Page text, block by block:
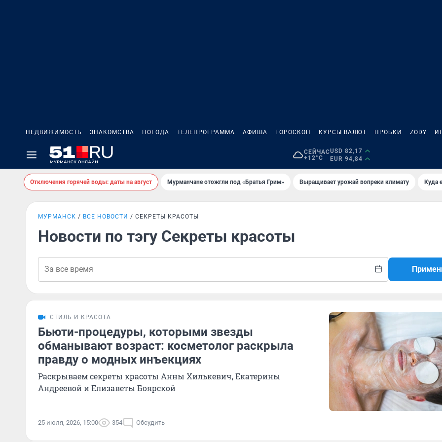
НЕДВИЖИМОСТЬ ЗНАКОМСТВА ПОГОДА ТЕЛЕПРОГРАММА АФИША ГОРОСКОП КУРСЫ ВАЛЮТ ПРОБКИ ZODY
СЕЙЧАС
+12°C
USD 82,17
EUR 94,84
Отключения горячей воды: даты на август Мурманчане отожгли под «Братья Грим» Выращивает урожай вопреки климату Куда
МУРМАНСК ВСЕ НОВОСТИ СЕКРЕТЫ КРАСОТЫ
Новости по тэгу Секреты красоты
СТИЛЬ И КРАСОТА
Бьюти-процедуры, которыми звезды
обманывают возраст: косметолог раскрыла
правду о модных инъекциях
Раскрываем секреты красоты Анны Хилькевич, Екатерины
Андреевой и Елизаветы Боярской
25 июля, 2026, 15:00 354 Обсудить